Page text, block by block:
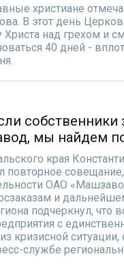
христиане
В этот день
Христа над грехом и
40 дней -
собственники
мы найдем
края
повторное совещание,
ОАО
и
подчеркнул, что
с
кризисной ситуации,
службе